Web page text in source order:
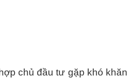
chủ đầu tư gặp khó khăn